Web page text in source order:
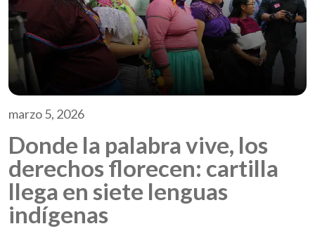
marzo 5, 2026
Donde la palabra vive, los
derechos florecen: cartilla
llega en siete lenguas
indígenas